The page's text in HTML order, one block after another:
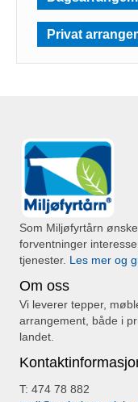
Privat
Som Miljøfyrtårn
forventninger
tjenester. Les mer og
Om oss
Vi leverer tepper,
arrangement, både i
landet.
T: 474 78 882